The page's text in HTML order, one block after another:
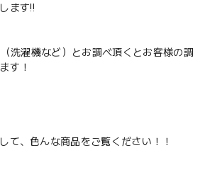
ます‼️
洗濯機など）とお調べ頂くとお客様の調
す！
て、色んな商品をご覧ください！！